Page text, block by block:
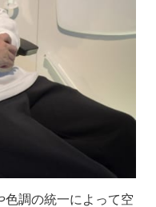
色調の統一によって空